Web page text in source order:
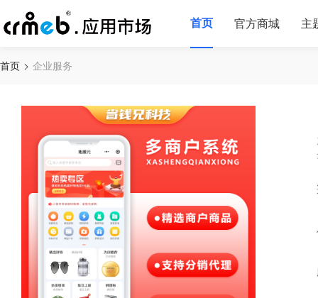
首页 官方商城 主
首页 企业服务